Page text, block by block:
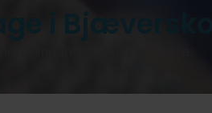
i Bjæverskov